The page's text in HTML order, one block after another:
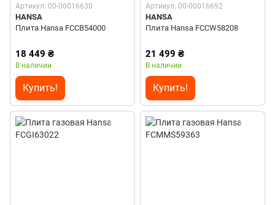
Артикул: 00-00016630
HANSA
Плита Hansa FCCB54000
18 449 ₴
В наличии
Купить!
Артикул: 00-00016692
HANSA
Плита Hansa FCCW58208
21 499 ₴
В наличии
Купить!